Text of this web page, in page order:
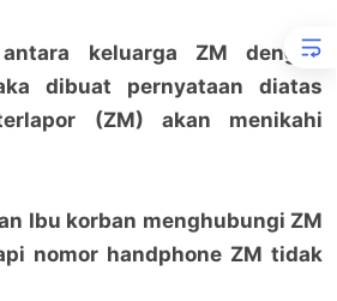
keluarga ZM dengan
dibuat pernyataan diatas
(ZM) akan menikahi
Ibu korban menghubungi ZM
nomor handphone ZM tidak